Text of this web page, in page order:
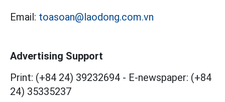
Email: toasoan@laodong.com.vn
Advertising Support
Print: (+84 24) 39232694 - E-newspaper: (+84
24) 35335237